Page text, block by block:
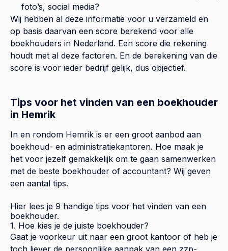
foto’s, social media?
Wij hebben al deze informatie voor u verzameld en
op basis daarvan een score berekend voor alle
boekhouders in Nederland. Een score die rekening
houdt met al deze factoren. En de berekening van die
score is voor ieder bedrijf gelijk, dus objectief.
Tips voor het vinden van een boekhouder
in Hemrik
In en rondom Hemrik is er een groot aanbod aan
boekhoud- en administratiekantoren. Hoe maak je
het voor jezelf gemakkelijk om te gaan samenwerken
met de beste boekhouder of accountant? Wij geven
een aantal tips.
Hier lees je 9 handige tips voor het vinden van een
boekhouder.
1. Hoe kies je de juiste boekhouder?
Gaat je voorkeur uit naar een groot kantoor of heb je
toch liever de persoonlijke aanpak van een zzp-